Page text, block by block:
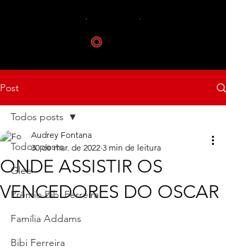
Post
Todos posts
Glee
Prêmio Bibi Ferreira
Família Addams
Bibi Ferreira
Todos posts
ONDE ASSISTIR OS
VENCEDORES DO OSCAR
Audrey Fontana
30 de mar. de 2022 3 min de leitura